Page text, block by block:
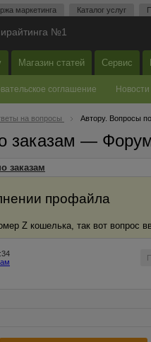
маркетинга Каталог услуг
№1
Магазин статей Сервис
соглашение Новости
на вопросы Автору. Вопросы
заказам —
заказам
профайла
Z кошелька, так вот вопрос